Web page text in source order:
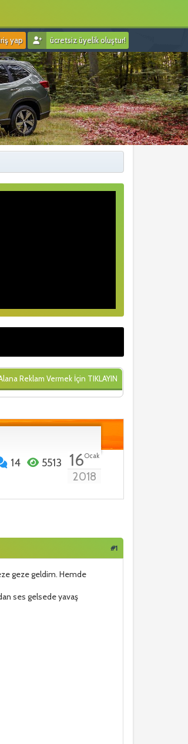
yap ücretsiz üyelik oluştur!
Reklam Vermek İçin TIKLAYIN
14 5513 16Ocak
2018
#1
geze geldim. Hemde
ses gelsede yavaş